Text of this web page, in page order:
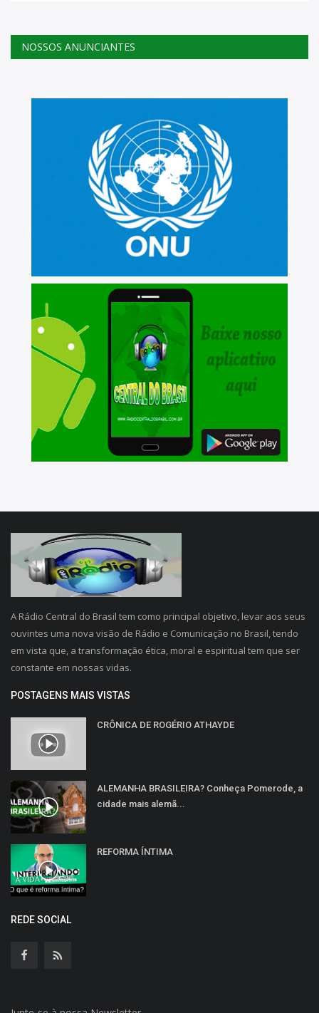
NOSSOS ANUNCIANTES
A Rádio Central do Brasil tem como principal objetivo, levar aos seus
ouvintes uma nova visão de Rádio e Comunicação no Brasil, tendo
em vista que, a transformação ética, moral e espiritual tem que ser
constante em nossas vidas.
POSTAGENS MAIS VISTAS
CRÔNICA DE ROGÉRIO ATHAYDE
ALEMANHA BRASILEIRA? Conheça Pomerode, a
cidade mais alemã...
REFORMA ÍNTIMA
REDE SOCIAL